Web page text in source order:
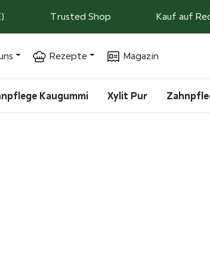
Trusted Shop Kauf auf
Rezepte Magazin
Kaugummi Xylit Pur